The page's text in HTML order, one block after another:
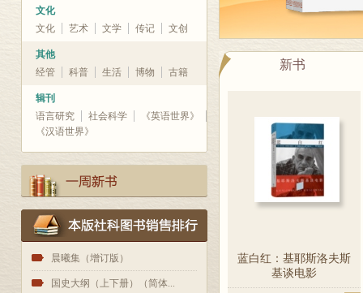
文化
文化
艺术 文学 传记 文创
其他
经管
科普 生活 博物 古籍
辑刊
语言研究
社会科学
《英语世界》
《汉语世界》
1 晨曦集（增订版）
2 国史大纲（上下册）（简体...
新书
蓝白红：基耶斯洛夫斯
基谈电影